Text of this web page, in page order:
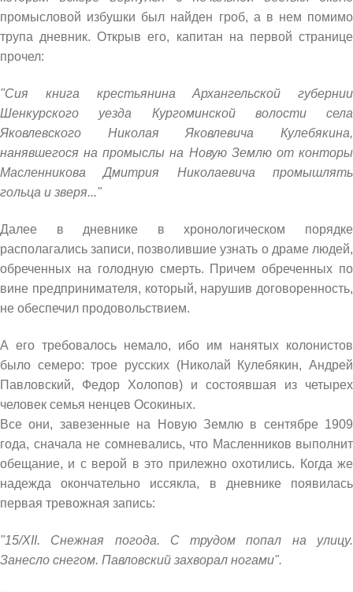
промысловой избушки был найден гроб, а в нем помимо
трупа дневник. Открыв его, капитан на первой странице
прочел:
"Сия книга крестьянина Архангельской губернии
Шенкурского уезда Кургоминской волости села
Яковлевского Николая Яковлевича Кулебякина,
нанявшегося на промыслы на Новую Землю от конторы
Масленникова Дмитрия Николаевича промышлять
гольца и зверя..."
Далее в дневнике в хронологическом порядке
располагались записи, позволившие узнать о драме людей,
обреченных на голодную смерть. Причем обреченных по
вине предпринимателя, который, нарушив договоренность,
не обеспечил продовольствием.
А его требовалось немало, ибо им нанятых колонистов
было семеро: трое русских (Николай Кулебякин, Андрей
Павловский, Федор Холопов) и состоявшая из четырех
человек семья ненцев Осокиных.
Все они, завезенные на Новую Землю в сентябре 1909
года, сначала не сомневались, что Масленников выполнит
обещание, и с верой в это прилежно охотились. Когда же
надежда окончательно иссякла, в дневнике появилась
первая тревожная запись:
"15/XII. Снежная погода. С трудом попал на улицу.
Занесло снегом. Павловский захворал ногами".